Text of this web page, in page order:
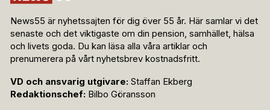
News55 är nyhetssajten för dig över 55 år. Här samlar vi det
senaste och det viktigaste om din pension, samhället, hälsa
och livets goda. Du kan läsa alla våra artiklar och
prenumerera på vårt nyhetsbrev kostnadsfritt.
VD och ansvarig utgivare: Staffan Ekberg
Redaktionschef: Bilbo Göransson